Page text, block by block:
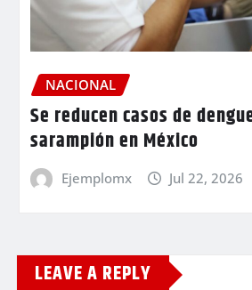
NACIONAL
Se reducen casos de
sarampión en México
Ejemplomx Jul 22, 2026
LEAVE A REPLY